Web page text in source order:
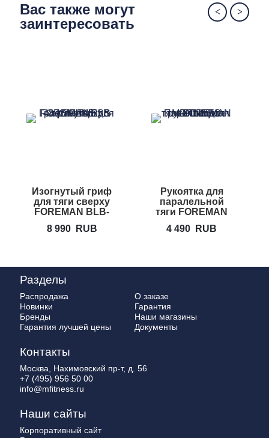
Вас также могут
заинтересовать
Изогнутый гриф
для тяги сверху
FOREMAN BLB-
8 990 RUB
Рукоятка для
паралельной
тяги FOREMAN
4 490 RUB
Разделы
Распродажа
Новинки
Бренды
Гарантия лучшей цены
О заказе
Гарантия
Наши магазины
Документы
Контакты
Москва, Нахимовский пр-т, д. 56
+7 (495) 956 50 00
info@mfitness.ru
Наши сайты
Корпоративный сайт